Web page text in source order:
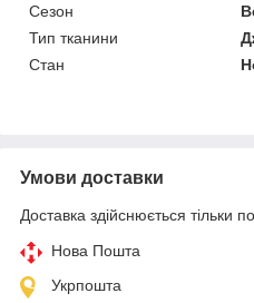
Сезон
Тип тканини
Стан
Умови доставки
Доставка здійснюється тільки
Нова Пошта
Укрпошта